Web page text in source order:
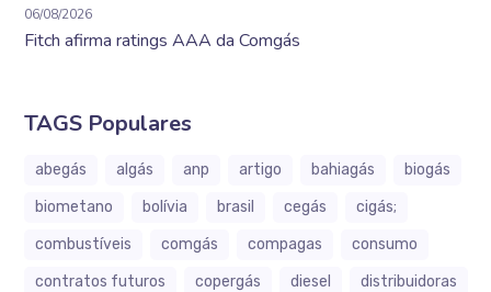
06/08/2026
Fitch afirma ratings AAA da Comgás
TAGS Populares
abegás algás anp artigo bahiagás
biogás
biometano
bolívia brasil cegás
cigás;
combustíveis
comgás compagas
consumo
contratos futuros
copergás diesel
distribuidoras